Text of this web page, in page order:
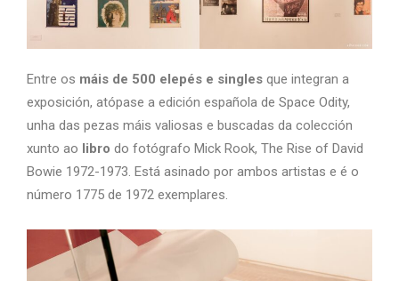
Entre os máis de 500 elepés e singles que integran a
exposición, atópase a edición española de Space Odity,
unha das pezas máis valiosas e buscadas da colección
xunto ao libro do fotógrafo Mick Rook, The Rise of David
Bowie 1972-1973. Está asinado por ambos artistas e é o
número 1775 de 1972 exemplares.